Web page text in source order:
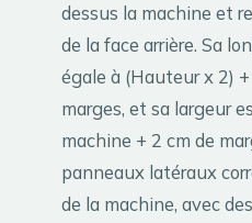
dessus la machine et
de la face arrière. Sa
égale à (Hauteur x 2)
marges, et sa largeur
machine + 2 cm de
panneaux latéraux
de la machine, avec